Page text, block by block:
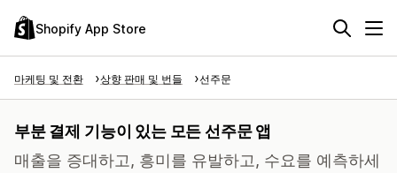
Shopify App Store
마케팅 및 전환 상향 판매 및 번들 선주문
부분 결제 기능이 있는 모든 선주문 앱
매출을 증대하고, 흥미를 유발하고, 수요를 예측하세